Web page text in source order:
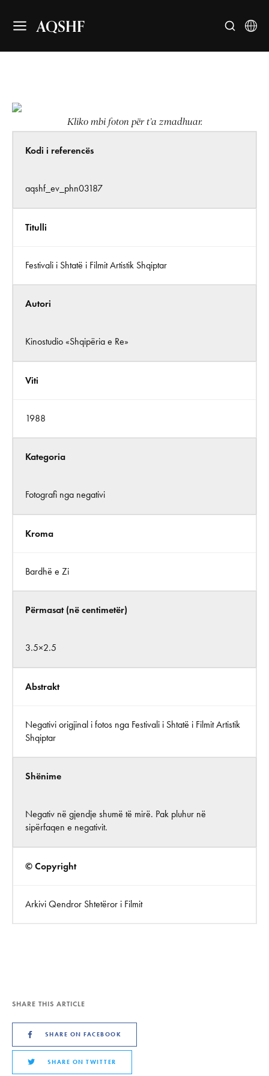
AQSHF
Kliko mbi foton për t’a zmadhuar.
Kodi i referencës
aqshf_ev_phn03187
Titulli
Festivali i Shtatë i Filmit Artistik Shqiptar
Autori
Kinostudio «Shqipëria e Re»
Viti
1988
Kategoria
Fotografi nga negativi
Kroma
Bardhë e Zi
Përmasat (në centimetër)
3.5×2.5
Abstrakt
Negativi origjinal i fotos nga Festivali i Shtatë i Filmit Artistik
Shqiptar
Shënime
Negativ në gjendje shumë të mirë. Pak pluhur në
sipërfaqen e negativit.
© Copyright
Arkivi Qendror Shtetëror i Filmit
SHARE THIS ARTICLE
SHARE ON FACEBOOK
SHARE ON TWITTER